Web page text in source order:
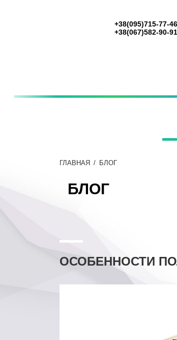
+38(095)715-77-46
+38(067)582-90-91
ГЛАВНАЯ / БЛОГ
БЛОГ
ОСОБЕННОСТИ